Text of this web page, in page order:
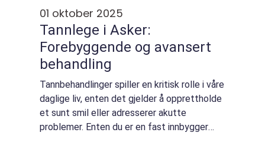
01 oktober 2025
Tannlege i Asker:
Forebyggende og avansert
behandling
Tannbehandlinger spiller en kritisk rolle i våre
daglige liv, enten det gjelder å opprettholde
et sunt smil eller adresserer akutte
problemer. Enten du er en fast innbygger